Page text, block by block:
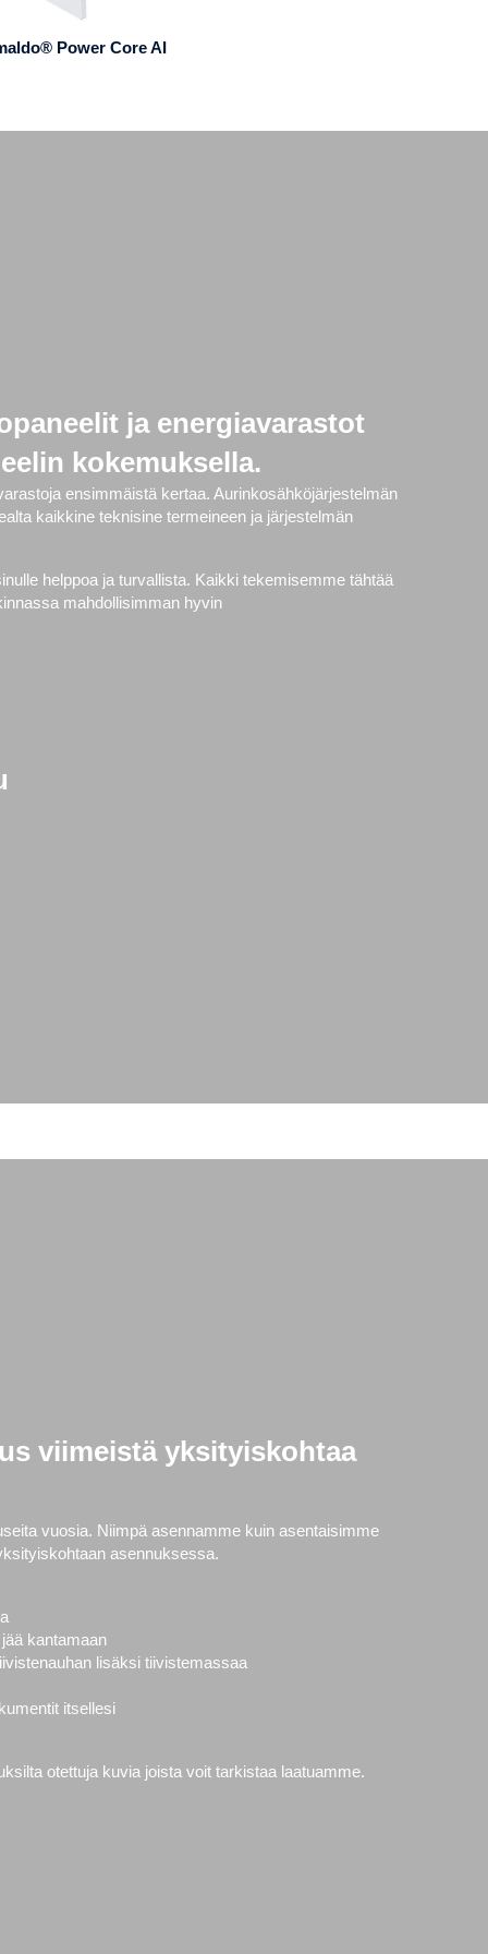
Power Core AI
ja energiavarastot
kokemuksella.
ensimmäistä kertaa. Aurinkosähköjärjestelmän
kaikkine teknisine termeineen ja järjestelmän
helppoa ja turvallista. Kaikki tekemisemme tähtää
mahdollisimman hyvin
viimeistä yksityiskohtaa
vuosia. Niimpä asennamme kuin asentaisimme
asennuksessa.
kantamaan
lisäksi tiivistemassaa
itsellesi
otettuja kuvia joista voit tarkistaa laatuamme.